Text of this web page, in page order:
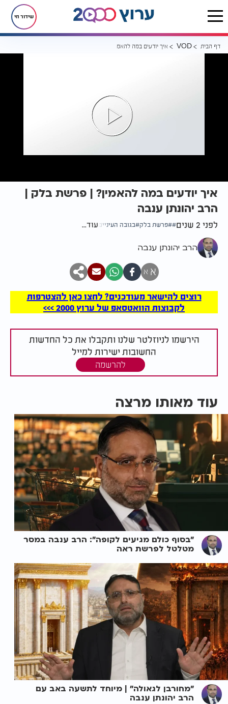
שידור חי
דף הבית VOD איך יודעים במה להאמין? | פרשת בלק | הרב יהונתן ענבה
איך יודעים במה להאמין? | פרשת בלק |
הרב יהונתן ענבה
לפני 2 שנים פרשת בלק בגובה העיניים עוד...
הרב יהונתן ענבה
א א
רוצים להישאר מעודכנים? לחצו כאן להצטרפות
לקבוצות הוואטסאפ של ערוץ 2000 >>>
הירשמו לניוזלטר שלנו ותקבלו את כל החדשות
החשובות ישירות למייל
להרשמה
עוד מאותו מרצה
"בסוף כולם מגיעים לקופה": הרב ענבה במסר
מטלטל לפרשת ראה
"מחורבן לגאולה" | מיוחד לתשעה באב עם
הרב יהונתן ענבה